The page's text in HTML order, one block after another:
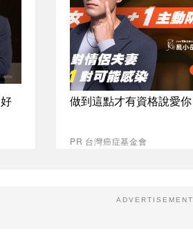
做到這點才有資格說愛你
PR 台灣癌症基金會
ADVERTISEMENT